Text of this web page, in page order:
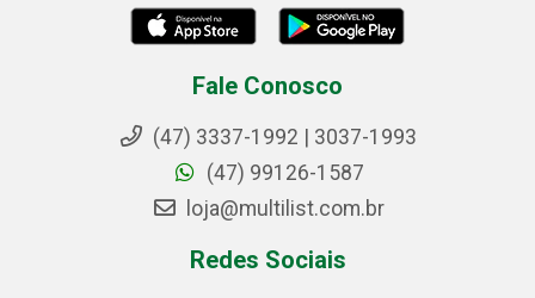
Fale Conosco
(47) 3337-1992 | 3037-1993
(47) 99126-1587
loja@multilist.com.br
Redes Sociais